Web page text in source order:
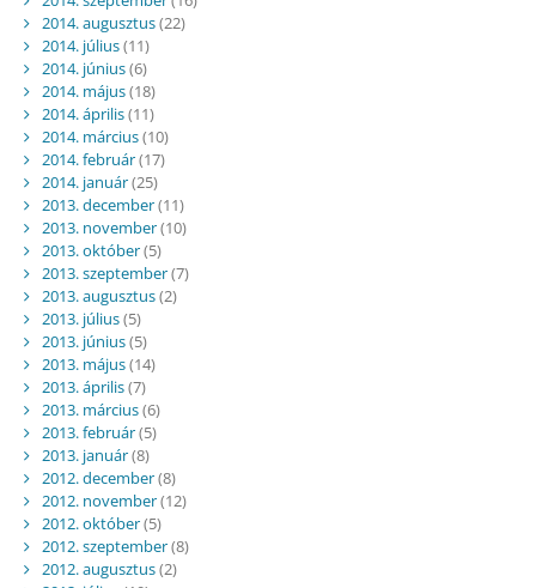
2014. augusztus(22)
2014. július(11)
2014. június(6)
2014. május(18)
2014. április(11)
2014. március(10)
2014. február(17)
2014. január(25)
2013. december(11)
2013. november(10)
2013. október(5)
2013. szeptember(7)
2013. augusztus(2)
2013. július(5)
2013. június(5)
2013. május(14)
2013. április(7)
2013. március(6)
2013. február(5)
2013. január(8)
2012. december(8)
2012. november(12)
2012. október(5)
2012. szeptember(8)
2012. augusztus(2)